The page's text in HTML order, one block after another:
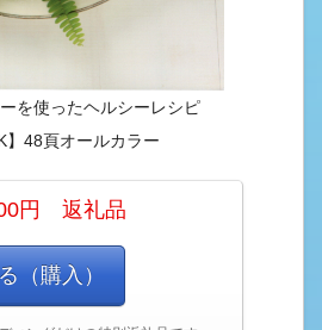
を使ったヘルシーレシピ
】48頁オールカラー
円 返礼品
（購入）